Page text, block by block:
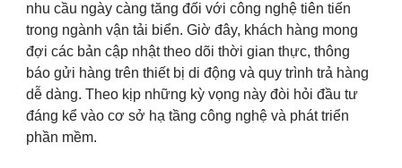
nhu cầu ngày càng tăng đối với công nghệ tiên tiến
trong ngành vận tải biển. Giờ đây, khách hàng mong
đợi các bản cập nhật theo dõi thời gian thực, thông
báo gửi hàng trên thiết bị di động và quy trình trả hàng
dễ dàng. Theo kịp những kỳ vọng này đòi hỏi đầu tư
đáng kể vào cơ sở hạ tầng công nghệ và phát triển
phần mềm.